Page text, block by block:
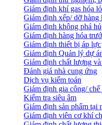
Giám định khí gas hóa
Giám định xếp/ dỡ hàng
Giám định không phá
Giám định hàng hóa
Giám định thiết bị áp lực
Giám định Quản lý dự
Giám định chất lượng
Đánh giá nhà cung ứng
Dịch vụ kiểm toán
Giám định gia công/ chế
Kiểm tra siêu âm
Giám định sản phẩm tại
Giám định viên cơ khí